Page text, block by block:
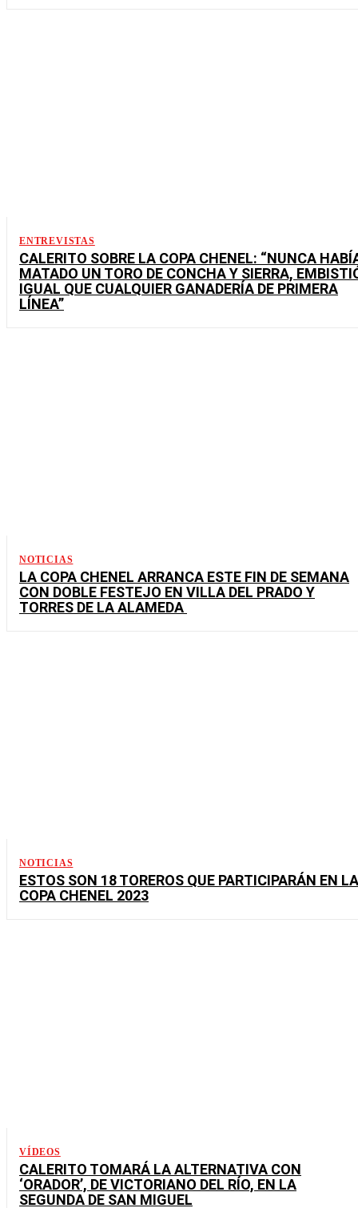
ENTREVISTAS
CALERITO SOBRE LA COPA CHENEL: “NUNCA
MATADO UN TORO DE CONCHA Y SIERRA,
IGUAL QUE CUALQUIER GANADERÍA DE PRIMERA
LÍNEA”
NOTICIAS
LA COPA CHENEL ARRANCA ESTE FIN DE SEMANA
CON DOBLE FESTEJO EN VILLA DEL PRADO Y
TORRES DE LA ALAMEDA
NOTICIAS
ESTOS SON 18 TOREROS QUE PARTICIPARÁN EN LA
COPA CHENEL 2023
VÍDEOS
CALERITO TOMARÁ LA ALTERNATIVA CON
‘ORADOR’, DE VICTORIANO DEL RÍO, EN LA
SEGUNDA DE SAN MIGUEL